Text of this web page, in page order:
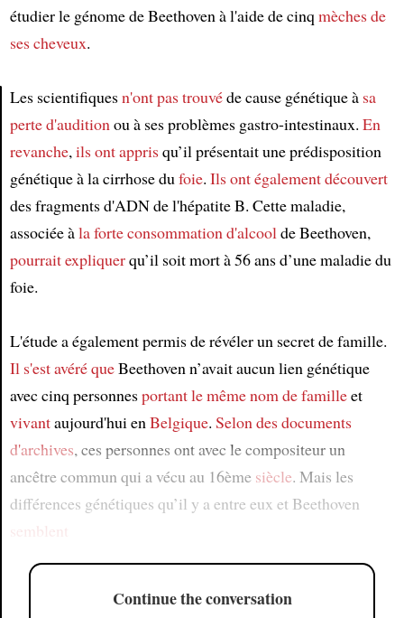
étudier le génome de Beethoven à l'aide de cinq mèches de
ses cheveux.
Les scientifiquesn'ont pas trouvéde cause génétique à sa
perte d'audition ou à ses problèmes gastro-intestinaux. En
revanche, ils ont apprisqu’il présentait une prédisposition
génétique à la cirrhose du foie. Ils ont également découvert
des fragments d'ADN de l'hépatite B. Cette maladie,
associée àla forte consommation d'alcool de Beethoven,
pourrait expliquerqu’il soit mort à 56 ans d’une maladie du
foie.
L'étude a également permis de révéler un secret de famille.
Il s'est avéré queBeethoven n’avait aucun lien génétique
avec cinq personnesportant le même nom de familleet
vivantaujourd'hui en Belgique. Selon des documents
d'archives, ces personnes ont avec le compositeur un
ancêtre commun qui a vécu au 16ème siècle. Mais les
différences génétiques qu’il y a entre eux et Beethoven
semblent
Continue the conversation